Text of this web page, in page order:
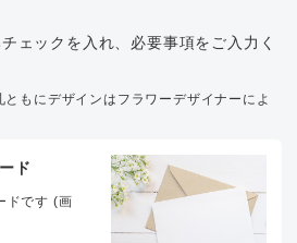
ェックを入れ、必要事項をご入力く
もにデザインはフラワーデザイナーによ
ド
ドです (画